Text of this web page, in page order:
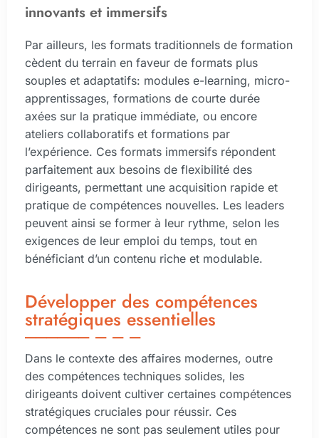
innovants et immersifs
Par ailleurs, les formats traditionnels de formation
cèdent du terrain en faveur de formats plus
souples et adaptatifs: modules e-learning, micro-
apprentissages, formations de courte durée
axées sur la pratique immédiate, ou encore
ateliers collaboratifs et formations par
l’expérience. Ces formats immersifs répondent
parfaitement aux besoins de flexibilité des
dirigeants, permettant une acquisition rapide et
pratique de compétences nouvelles. Les leaders
peuvent ainsi se former à leur rythme, selon les
exigences de leur emploi du temps, tout en
bénéficiant d’un contenu riche et modulable.
Développer des compétences
stratégiques essentielles
Dans le contexte des affaires modernes, outre
des compétences techniques solides, les
dirigeants doivent cultiver certaines compétences
stratégiques cruciales pour réussir. Ces
compétences ne sont pas seulement utiles pour